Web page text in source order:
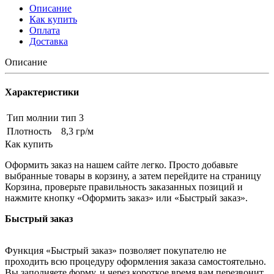
Описание
Как купить
Оплата
Доставка
Описание
Характеристики
Тип молнии тип 3
Плотность
8,3 гр/м
Как купить
Оформить заказ на нашем сайте легко. Просто добавьте
выбранные товары в корзину, а затем перейдите на страницу
Корзина, проверьте правильность заказанных позиций и
нажмите кнопку «Оформить заказ» или «Быстрый заказ».
Быстрый заказ
Функция «Быстрый заказ» позволяет покупателю не
проходить всю процедуру оформления заказа самостоятельно.